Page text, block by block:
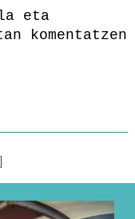
eta
komentatzen